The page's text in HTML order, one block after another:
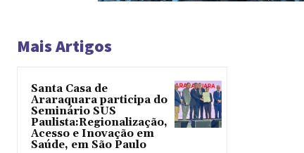
Mais Artigos
Santa Casa de
Araraquara participa do
Seminário SUS
Paulista:Regionalização,
Acesso e Inovação em
Saúde, em São Paulo